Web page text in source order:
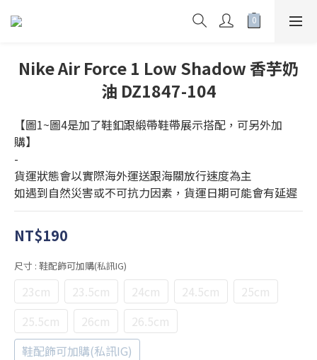
Nike Air Force 1 Low Shadow 香芋奶
油 DZ1847-104
【圖1~圖4是加了鞋釦跟緞帶鞋帶展示搭配，可另外加
購】
-
貨運狀態會以實際海外運送跟海關放行速度為主
如遇到自然災害或不可抗力因素，貨運日期可能會有延遲
NT$190
尺寸 : 鞋配飾可加購(私訊IG)
23cm 23.5cm 24cm 24.5cm
25cm
25.5cm
26cm
26.5cm
鞋配飾可加購(私訊IG)